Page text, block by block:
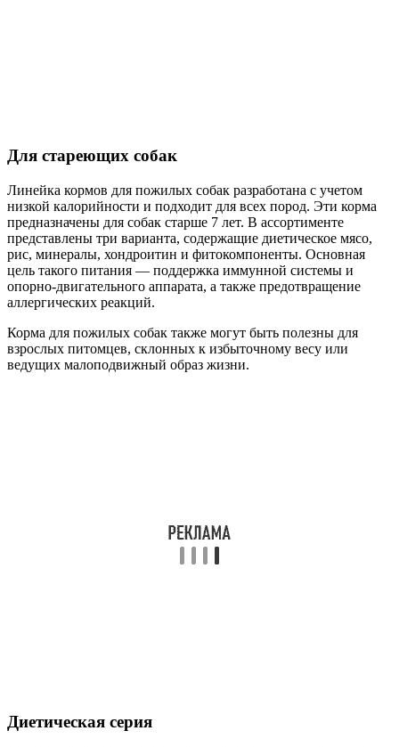
Для стареющих собак
Линейка кормов для пожилых собак разработана с учетом
низкой калорийности и подходит для всех пород. Эти корма
предназначены для собак старше 7 лет. В ассортименте
представлены три варианта, содержащие диетическое мясо,
рис, минералы, хондроитин и фитокомпоненты. Основная
цель такого питания — поддержка иммунной системы и
опорно-двигательного аппарата, а также предотвращение
аллергических реакций.
Корма для пожилых собак также могут быть полезны для
взрослых питомцев, склонных к избыточному весу или
ведущих малоподвижный образ жизни.
Диетическая серия